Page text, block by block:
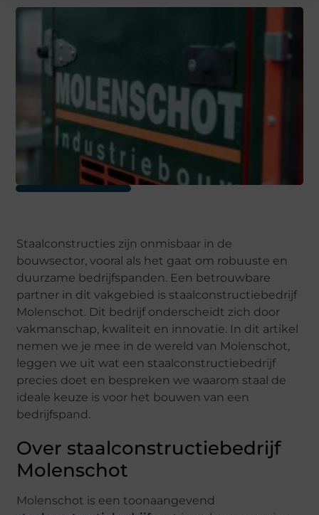
Staalconstructies zijn onmisbaar in de
bouwsector, vooral als het gaat om robuuste en
duurzame bedrijfspanden. Een betrouwbare
partner in dit vakgebied is staalconstructiebedrijf
Molenschot. Dit bedrijf onderscheidt zich door
vakmanschap, kwaliteit en innovatie. In dit artikel
nemen we je mee in de wereld van Molenschot,
leggen we uit wat een staalconstructiebedrijf
precies doet en bespreken we waarom staal de
ideale keuze is voor het bouwen van een
bedrijfspand.
Over staalconstructiebedrijf
Molenschot
Molenschot is een toonaangevend